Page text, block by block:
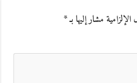
الإلزامية مشار إليها بـ*